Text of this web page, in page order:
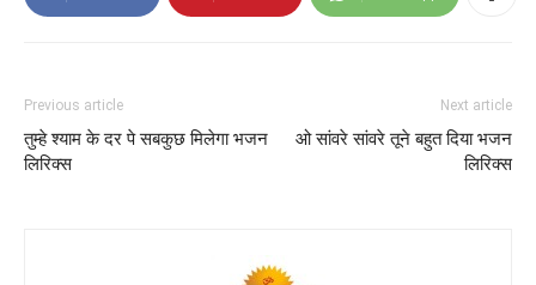
Previous article
तुम्हे श्याम के दर पे सबकुछ मिलेगा भजन
लिरिक्स
Next article
ओ सांवरे सांवरे तूने बहुत दिया भजन
लिरिक्स